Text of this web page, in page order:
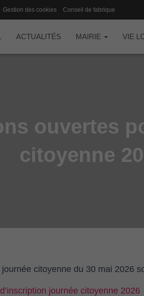
Gestion des cookies Conseil de fabrique
ACTUALITÉS MAIRIE VIE
ouvertes
citoyenne
citoyenne du 30 mai 2026
journée citoyenne 2026